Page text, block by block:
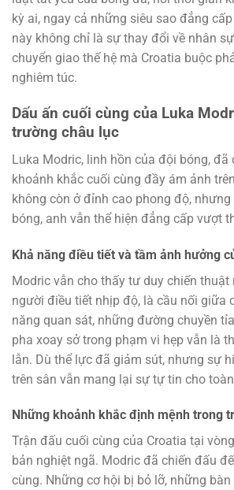
kỳ ai, ngay cả những siêu sao đẳng
này không chỉ là sự thay đổi về nhân
chuyển giao thế hệ mà Croatia buộc
nghiêm túc.
Dấu ấn cuối cùng của Luka
trường châu lục
Luka Modric, linh hồn của đội bóng, đã
khoảnh khắc cuối cùng đầy ám ảnh
không còn ở đỉnh cao phong độ,
bóng, anh vẫn thể hiện đẳng cấp vượt
Khả năng điều tiết và tầm ảnh hưởng
Modric vẫn cho thấy tư duy chiến thuật
người điều tiết nhịp độ, là cầu nối giữa
năng quan sát, những đường chuyền
pha xoay sở trong phạm vi hẹp vẫn là
lẫn. Dù thể lực đã giảm sút, nhưng sự
trên sân vẫn mang lại sự tự tin cho
Những khoảnh khắc định mệnh trong
Trận đấu cuối cùng của Croatia tại
bản nghiệt ngã. Modric đã chiến đấu
cùng. Những cơ hội bị bỏ lỡ, những